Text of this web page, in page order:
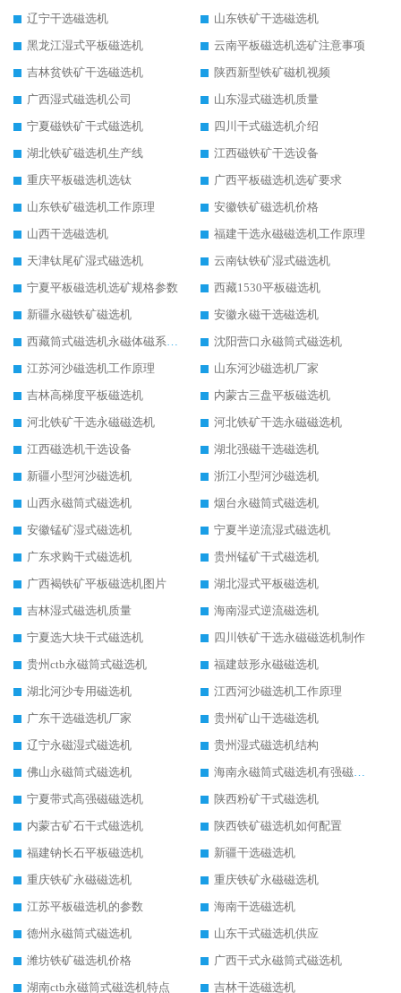
辽宁干选磁选机
山东铁矿干选磁选机
黑龙江湿式平板磁选机
云南平板磁选机选矿注意事项
吉林贫铁矿干选磁选机
陕西新型铁矿磁机视频
广西湿式磁选机公司
山东湿式磁选机质量
宁夏磁铁矿干式磁选机
四川干式磁选机介绍
湖北铁矿磁选机生产线
江西磁铁矿干选设备
重庆平板磁选机选钛
广西平板磁选机选矿要求
山东铁矿磁选机工作原理
安徽铁矿磁选机价格
山西干选磁选机
福建干选永磁磁选机工作原理
天津钛尾矿湿式磁选机
云南钛铁矿湿式磁选机
宁夏平板磁选机选矿规格参数
西藏1530平板磁选机
新疆永磁铁矿磁选机
安徽永磁干选磁选机
西藏筒式磁选机永磁体磁系设计
沈阳营口永磁筒式磁选机
江苏河沙磁选机工作原理
山东河沙磁选机厂家
吉林高梯度平板磁选机
内蒙古三盘平板磁选机
河北铁矿干选永磁磁选机
河北铁矿干选永磁磁选机
江西磁选机干选设备
湖北强磁干选磁选机
新疆小型河沙磁选机
浙江小型河沙磁选机
山西永磁筒式磁选机
烟台永磁筒式磁选机
安徽锰矿湿式磁选机
宁夏半逆流湿式磁选机
广东求购干式磁选机
贵州锰矿干式磁选机
广西褐铁矿平板磁选机图片
湖北湿式平板磁选机
吉林湿式磁选机质量
海南湿式逆流磁选机
宁夏选大块干式磁选机
四川铁矿干选永磁磁选机制作
贵州ctb永磁筒式磁选机
福建鼓形永磁磁选机
湖北河沙专用磁选机
江西河沙磁选机工作原理
广东干选磁选机厂家
贵州矿山干选磁选机
辽宁永磁湿式磁选机
贵州湿式磁选机结构
佛山永磁筒式磁选机
海南永磁筒式磁选机有强磁的吗
宁夏带式高强磁磁选机
陕西粉矿干式磁选机
内蒙古矿石干式磁选机
陕西铁矿磁选机如何配置
福建钠长石平板磁选机
新疆干选磁选机
重庆铁矿永磁磁选机
重庆铁矿永磁磁选机
江苏平板磁选机的参数
海南干选磁选机
德州永磁筒式磁选机
山东干式磁选机供应
潍坊铁矿磁选机价格
广西干式永磁筒式磁选机
湖南ctb永磁筒式磁选机特点
吉林干选磁选机